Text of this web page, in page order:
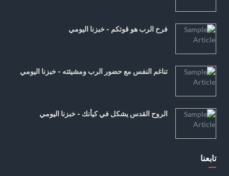
فرح الرب هو قوتكم - خبزنا اليومي
تناغم النفس مع حضور الرب ومشيئته - خبزنا اليومي
الروح القدس يشكل في كيأنك - خبزنا اليومي
تابعنا